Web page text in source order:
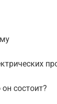
состоит?